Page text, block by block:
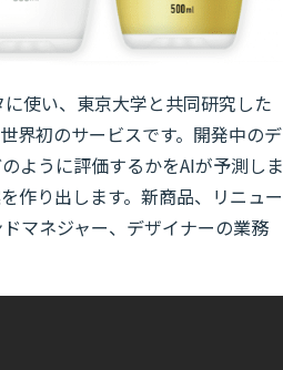
使い、東京大学と共同研究した
界初のサービスです。開発中のデ
ように評価するかをAIが予測しま
作り出します。新商品、リニュー
マネジャー、デザイナーの業務